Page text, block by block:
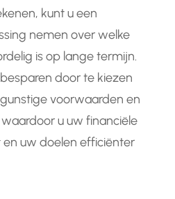
kunt u een
nemen over welke
is op lange termijn.
door te kiezen
voorwaarden en
u uw financiële
uw doelen efficiënter